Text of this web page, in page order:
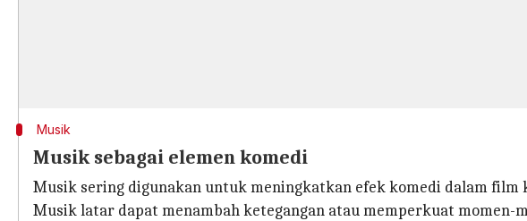
Musik
Musik sebagai elemen komedi
Musik sering digunakan untuk meningkatkan efek komedi dalam film
Musik latar dapat menambah ketegangan atau memperkuat momen-